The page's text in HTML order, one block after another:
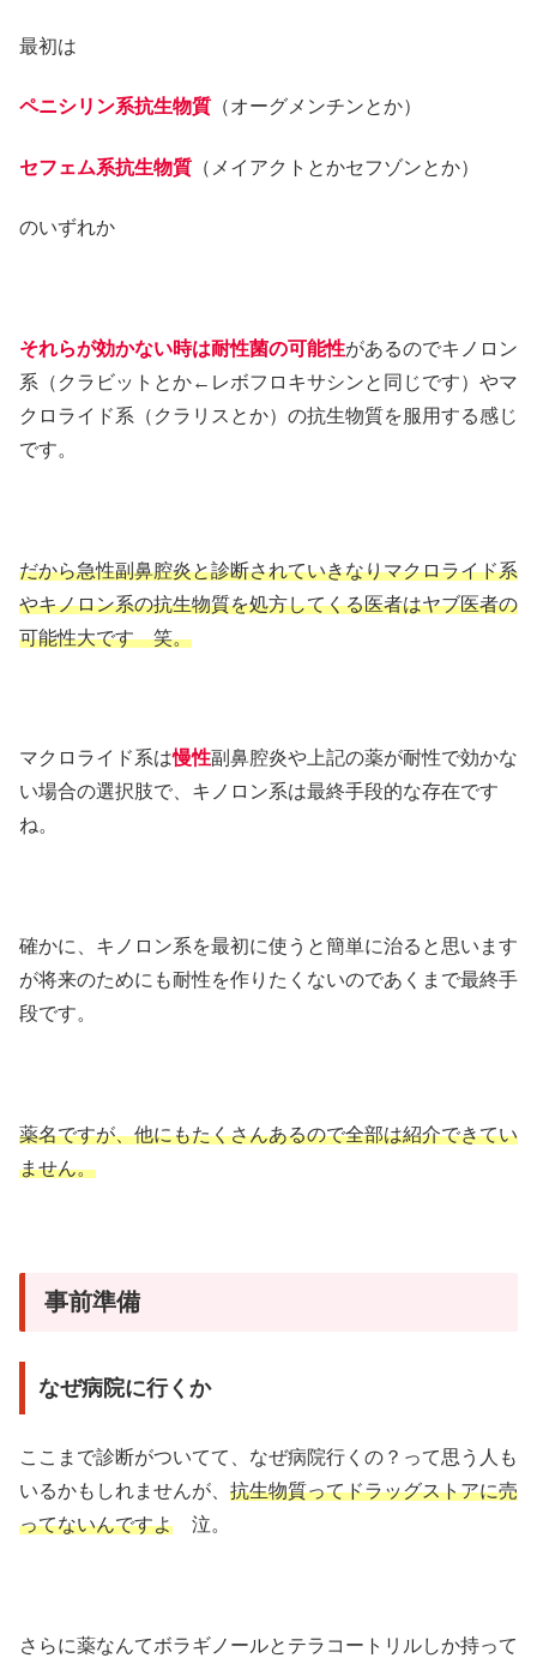
最初は
ペニシリン系抗生物質 （オーグメンチンとか）
セフェム系抗生物質 （メイアクトとかセフゾンとか）
のいずれか
それらが効かない時は耐性菌の可能性があるのでキノロン
系（クラビットとか←レボフロキサシンと同じです）やマ
クロライド系（クラリスとか）の抗生物質を服用する感じ
です。
だから急性副鼻腔炎と診断されていきなりマクロライド系
やキノロン系の抗生物質を処方してくる医者はヤブ医者の
可能性大です 笑。
マクロライド系は慢性副鼻腔炎や上記の薬が耐性で効かな
い場合の選択肢で、キノロン系は最終手段的な存在です
ね。
確かに、キノロン系を最初に使うと簡単に治ると思います
が将来のためにも耐性を作りたくないのであくまで最終手
段です。
薬名ですが、他にもたくさんあるので全部は紹介できてい
ません。
事前準備
なぜ病院に行くか
ここまで診断がついてて、なぜ病院行くの？って思う人も
いるかもしれませんが、 抗生物質ってドラッグストアに売
ってないんですよ 泣。
さらに薬なんてボラギノールとテラコートリルしか持って